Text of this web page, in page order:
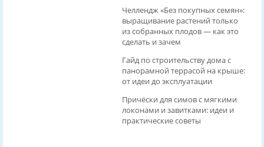
Челлендж «Без покупных семян»:
выращивание растений только
из собранных плодов — как это
сделать и зачем
Гайд по строительству дома с
панорамной террасой на крыше:
от идеи до эксплуатации
Причёски для симов с мягкими
локонами и завитками: идеи и
практические советы